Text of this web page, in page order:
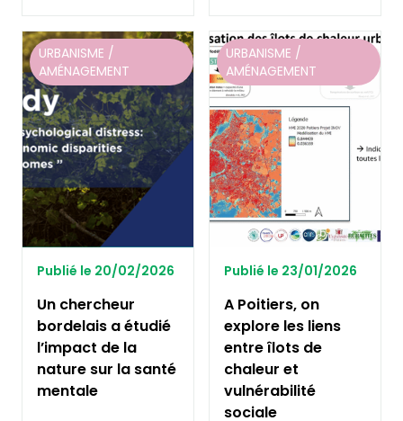
URBANISME /
AMÉNAGEMENT
Publié le 20/02/2026
Un chercheur
bordelais a étudié
l’impact de la
nature sur la santé
mentale
URBANISME /
AMÉNAGEMENT
Publié le 23/01/2026
A Poitiers, on
explore les liens
entre îlots de
chaleur et
vulnérabilité
sociale